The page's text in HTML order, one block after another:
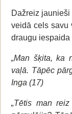
Dažreiz
veidā cels savu
draugu iespaida
„Man šķita, ka
vaļā. Tāpēc
Inga (17)
„Tētis man